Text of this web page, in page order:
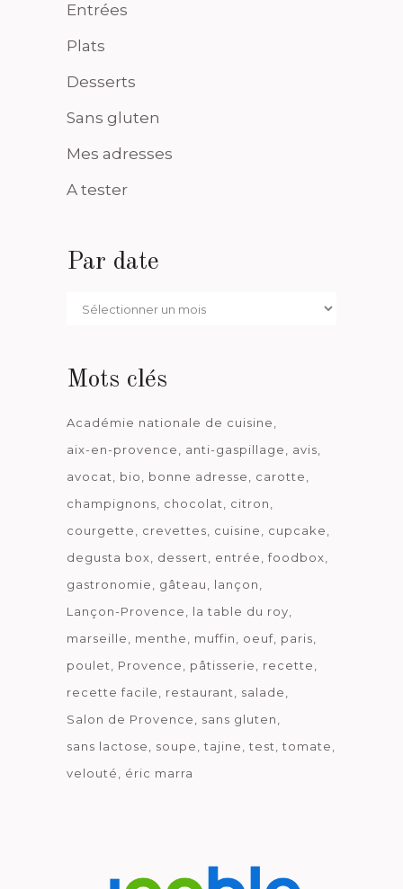
Entrées
Plats
Desserts
Sans gluten
Mes adresses
A tester
Par date
Par
Mots clés
Académie nationale de cuisine
aix-en-provence
anti-gaspillage
avis
avocat
bio bonne adresse
carotte
champignons
chocolat
citron
courgette
crevettes cuisine
cupcake
degusta box
dessert entrée
foodbox
gastronomie
gâteau
lançon
Lançon-Provence
la table du roy
marseille
menthe muffin oeuf paris
poulet
Provence pâtisserie
recette
recette facile
restaurant
salade
Salon de Provence
sans gluten
sans lactose
soupe tajine test tomate
velouté
éric marra